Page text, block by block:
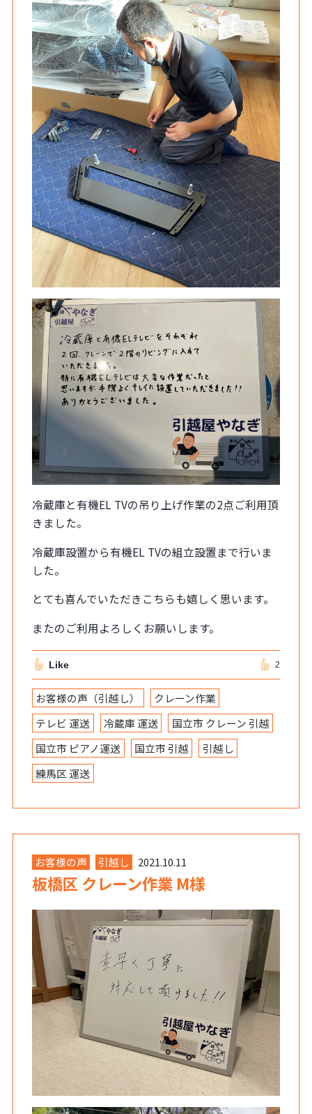
冷蔵庫と有機EL TVの吊り上げ作業の2点ご利用頂
きました。
冷蔵庫設置から有機EL TVの組立設置まで行いま
した。
とても喜んでいただきこちらも嬉しく思います。
またのご利用よろしくお願いします。
Like 2
お客様の声（引越し）
クレーン作業
テレビ 運送
冷蔵庫 運送
国立市 クレーン 引越
国立市 ピアノ運送
国立市 引越
引越し
練馬区 運送
お客様の声 引越し 2021.10.11
板橋区 クレーン作業 M様